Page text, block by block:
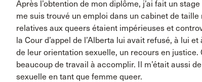
Après l’obtention de mon diplôme, j’ai fait un
me suis trouvé un emploi dans un cabinet de
relatives aux queers étaient impérieuses et
la Cour d’appel de l’Alberta lui avait refusé, à lui
de leur orientation sexuelle, un recours en
beaucoup de travail à accomplir. Il m’était aussi
sexuelle en tant que femme queer.